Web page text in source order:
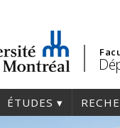
ÉTUDES